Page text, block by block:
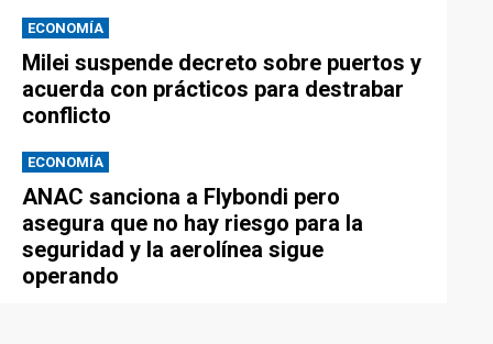
ECONOMÍA
Milei suspende decreto sobre puertos y
acuerda con prácticos para destrabar
conflicto
ECONOMÍA
ANAC sanciona a Flybondi pero
asegura que no hay riesgo para la
seguridad y la aerolínea sigue
operando